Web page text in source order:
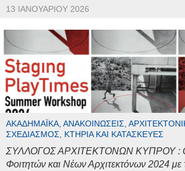
13 ΙΑΝΟΥΑΡΊΟΥ 2026
ΑΚΑΔΗΜΑΪΚΆ, ΑΝΑΚΟΙΝΏΣΕΙΣ,
ΣΧΕΔΙΑΣΜΌΣ, ΚΤΉΡΙΑ ΚΑΙ ΚΑΤΑΣΚΕΥΈΣ
ΣΥΛΛΟΓΟΣ ΑΡΧΙΤΕΚΤΟΝΩΝ ΚΥΠΡΟΥ :
Φοιτητών και Νέων Αρχιτεκτόνων 2024 με